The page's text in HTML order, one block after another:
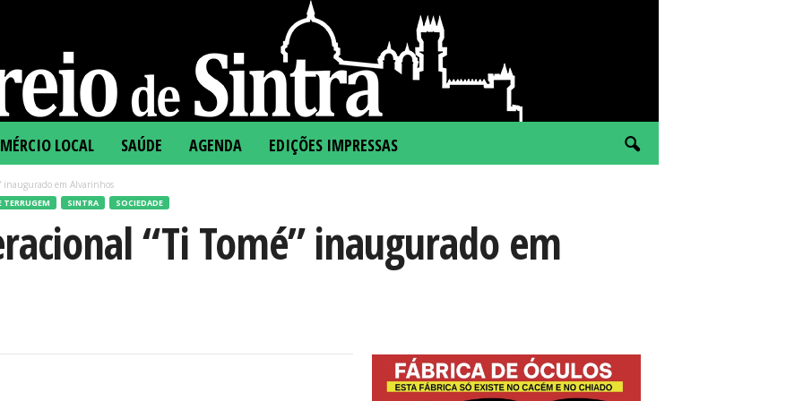
LOCAL SAÚDE AGENDA EDIÇÕES IMPRESSAS
inaugurado em Alvarinhos
TERRUGEM SINTRA SOCIEDADE
“Ti Tomé” inaugurado em